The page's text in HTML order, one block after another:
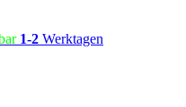
1-2 Werktagen